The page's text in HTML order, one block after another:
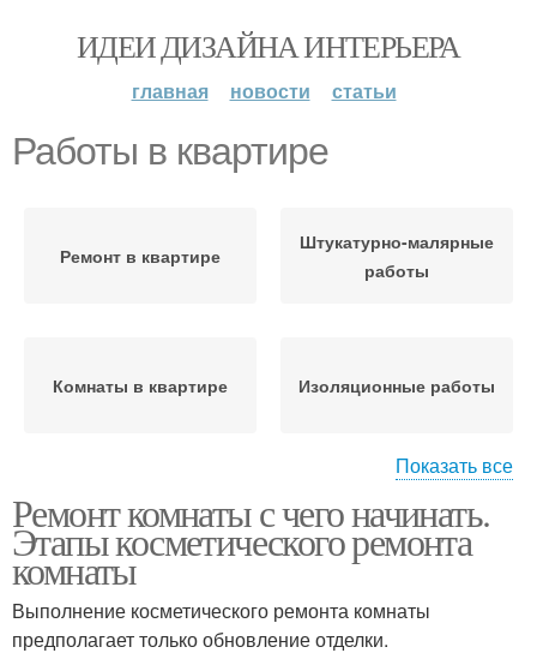
ИДЕИ ДИЗАЙНА ИНТЕРЬЕРА
главная новости статьи
Работы в квартире
Ремонт в квартире
Штукатурно-малярные
работы
Комнаты в квартире Изоляционные работы
квартире
Показать все
Ремонт комнаты с чего начинать.
Этапы косметического ремонта
комнаты
Выполнение косметического ремонта комнаты
предполагает только обновление отделки.